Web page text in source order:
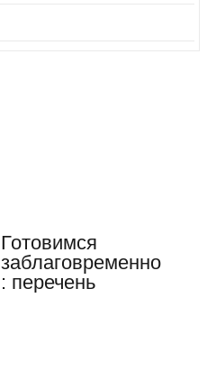
Готовимся
заблаговременно
: перечень